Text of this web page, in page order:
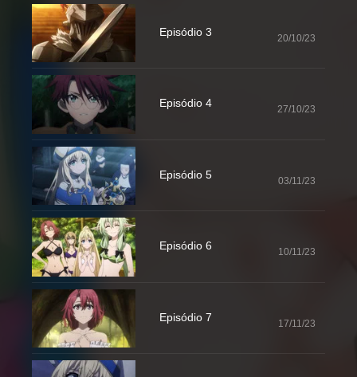
Episódio 3 20/10/23
Episódio 4 27/10/23
Episódio 5 03/11/23
Episódio 6 10/11/23
Episódio 7 17/11/23